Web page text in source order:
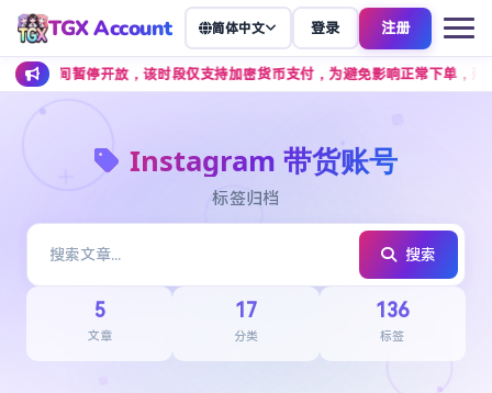
TGX Account 简体中文 登录 注册
间暂停开放，该时段仅支持加密货币支付，为避免影响正常下单，建议提
Instagram 带货账号
标签归档
搜索
5
文章
17
分类
136
标签